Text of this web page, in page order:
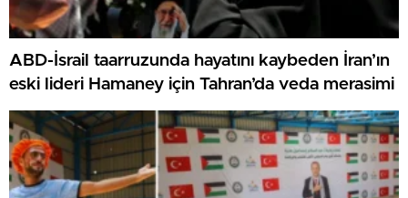
ABD-İsrail taarruzunda hayatını kaybeden İran’ın
eski lideri Hamaney için Tahran’da veda merasimi